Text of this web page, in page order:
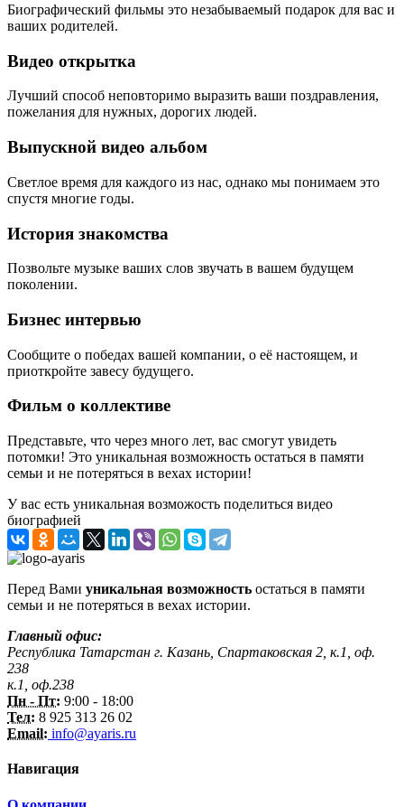
Биографический фильмы это незабываемый подарок для вас и
ваших родителей.
Видео открытка
Лучший способ неповторимо выразить ваши поздравления,
пожелания для нужных, дорогих людей.
Выпускной видео альбом
Светлое время для каждого из нас, однако мы понимаем это
спустя многие годы.
История знакомства
Позвольте музыке ваших слов звучать в вашем будущем
поколении.
Бизнес интервью
Сообщите о победах вашей компании, о её настоящем, и
приоткройте завесу будущего.
Фильм о коллективе
Представьте, что через много лет, вас смогут увидеть
потомки! Это уникальная возможность остаться в памяти
семьи и не потеряться в вехах истории!
У вас есть уникальная возможость поделиться видео
биографией
Перед Вами уникальная возможность остаться в памяти
семьи и не потеряться в вехах истории.
Главный офис:
Республика Татарстан г. Казань, Спартаковская 2, к.1, оф.
238
к.1, оф.238
Пн - Пт: 9:00 - 18:00
Тел: 8 925 313 26 02
Email: info@ayaris.ru
Навигация